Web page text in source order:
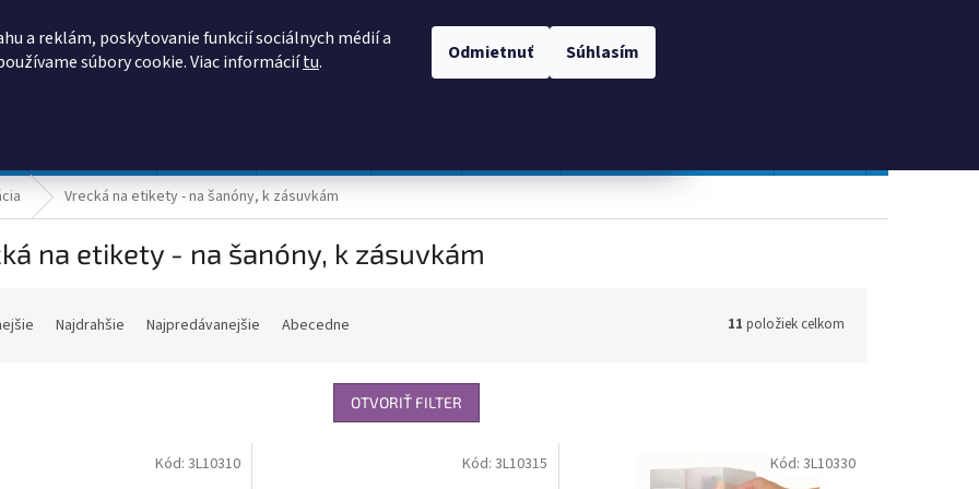
a reklám, poskytovanie funkcií sociálnych médií a
súbory cookie. Viac informáciítu. Odmietnuť Súhlasím
Vrecká na etikety - na šanóny, k zásuvkám
na etikety - na šanóny, k zásuvkám
Najdrahšie Najpredávanejšie Abecedne 11 položiek celkom
OTVORIŤ FILTER
Kód: 3L10310 Kód: 3L10315 Kód: 3L10330